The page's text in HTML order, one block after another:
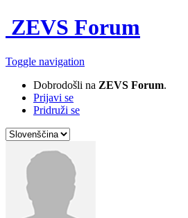
ZEVS Forum
Toggle navigation
Dobrodošli na ZEVS Forum.
Prijavi se
Pridruži se